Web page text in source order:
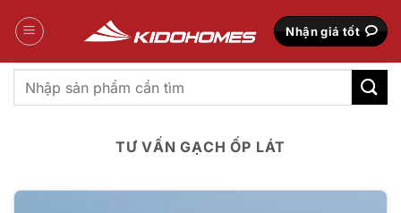
qua
Nhận giá tốt
Tìm
kiếm:
TƯ VẤN GẠCH ỐP LÁT